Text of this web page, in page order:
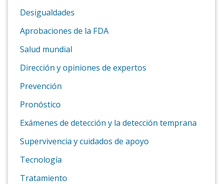
Desigualdades
Aprobaciones de la FDA
Salud mundial
Dirección y opiniones de expertos
Prevención
Pronóstico
Exámenes de detección y la detección temprana
Supervivencia y cuidados de apoyo
Tecnología
Tratamiento